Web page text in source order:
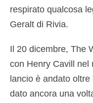
respirato qualcosa
Geralt di Rivia.
Il 20 dicembre, The
con Henry Cavill nel
lancio è andato
dato ancora una